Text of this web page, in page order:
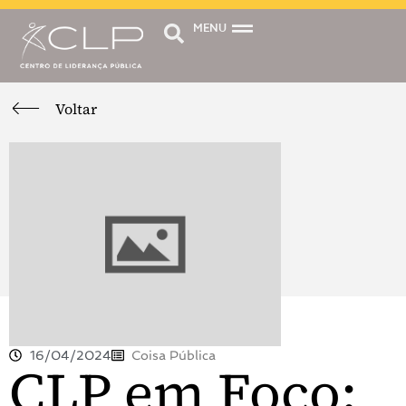
MENU
Voltar
16/04/2024 Coisa Pública